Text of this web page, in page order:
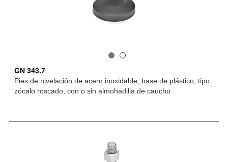
GN 343.7
Pies de nivelación de acero inoxidable, base de plástico, tipo
zócalo roscado, con o sin almohadilla de caucho